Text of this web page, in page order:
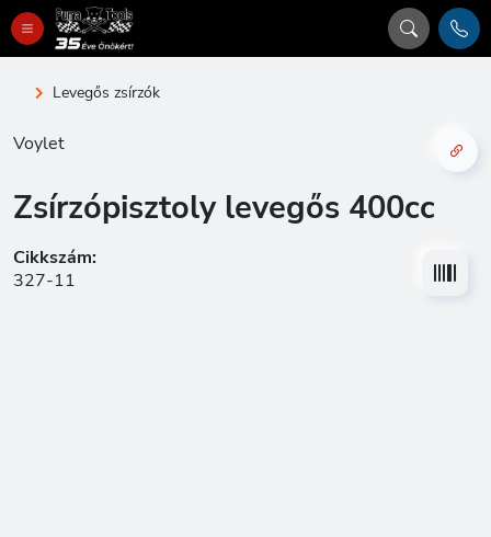
Levegős zsírzók
Voylet
Zsírzópisztoly levegős 400cc
Cikkszám:
327-11